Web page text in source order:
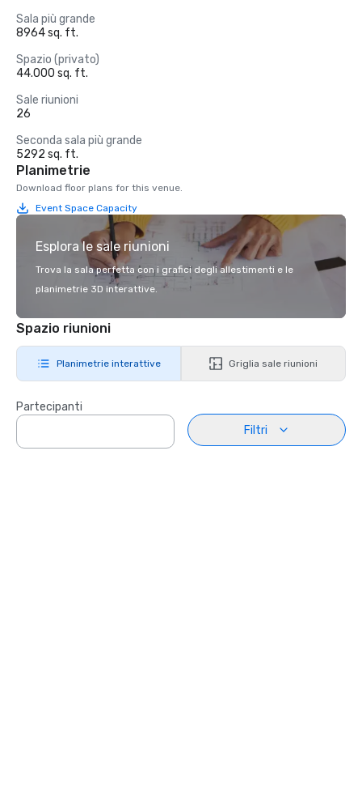
Sala più grande
8964 sq. ft.
Spazio (privato)
44.000 sq. ft.
Sale riunioni
26
Seconda sala più grande
5292 sq. ft.
Planimetrie
Download floor plans for this venue.
Event Space Capacity
Esplora le sale riunioni
Trova la sala perfetta con i grafici degli allestimenti e le
planimetrie 3D interattive.
Spazio riunioni
Planimetrie interattive Griglia sale riunioni
Partecipanti
Filtri